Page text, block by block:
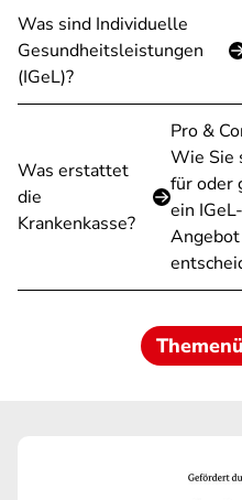
Was sind Individuelle
Gesundheitsleistungen
(IGeL)?
Was erstattet
die
Krankenkasse?
Pro &
Wie Sie
für oder
ein IGeL-
Angebot